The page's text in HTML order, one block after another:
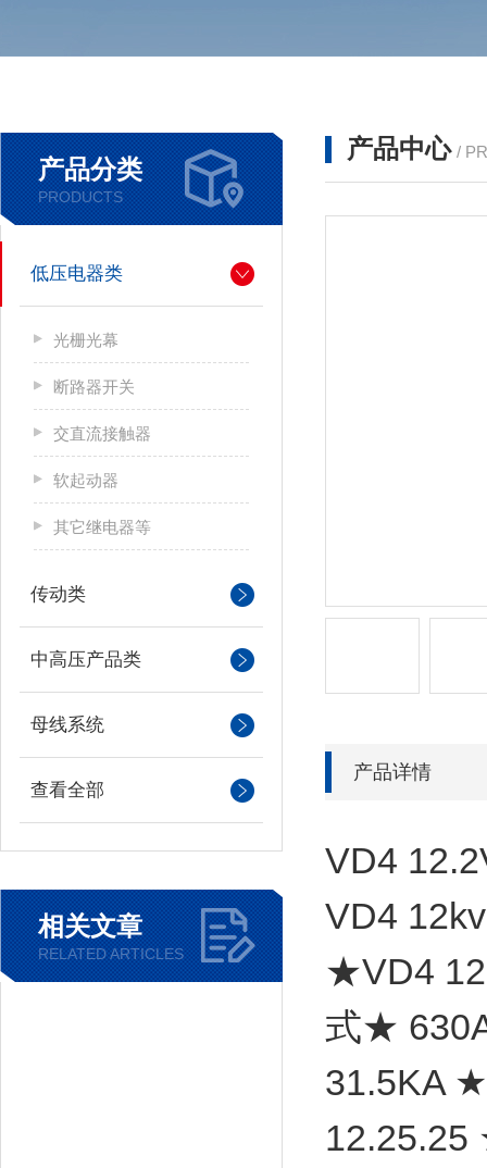
产品分类
PRODUCTS
低压电器类
光栅光幕
断路器开关
交直流接触器
软起动器
其它继电器等
传动类
中高压产品类
母线系统
查看全部
相关文章
RELATED ARTICLES
产品中心 /
产品详情
VD4
VD4
★VD4
式★
31.5KA